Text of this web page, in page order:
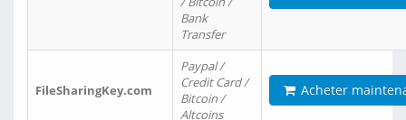
Bank
Transfer
FileSharingKey.com
Paypal /
Credit Card /
Bitcoin /
Altcoins
Acheter